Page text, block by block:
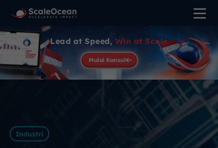
Lead at Speed, Win at Scale
Mulai Konsul
Industri